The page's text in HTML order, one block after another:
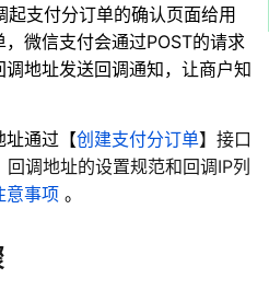
起支付分订单的确认页面给用
，微信支付会通过POST的请求
地址发送回调通知，让商户知
址通过【创建支付分订单】接口
调地址的设置规范和回调IP列
意事项 。